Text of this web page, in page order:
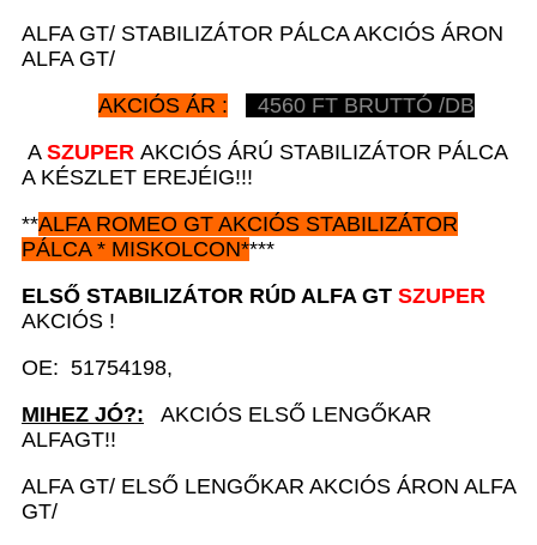
ALFA GT/ STABILIZÁTOR PÁLCA AKCIÓS ÁRON
ALFA GT/
AKCIÓS ÁR :
4560 FT BRUTTÓ /DB
A SZUPER AKCIÓS ÁRÚ STABILIZÁTOR PÁLCA
A KÉSZLET EREJÉIG!!!
**ALFA ROMEO GT AKCIÓS STABILIZÁTOR
PÁLCA * MISKOLCON****
ELSŐ STABILIZÁTOR RÚD ALFA GT SZUPER
AKCIÓS !
OE: 51754198,
MIHEZ JÓ?: AKCIÓS ELSŐ LENGŐKAR
ALFAGT!!
ALFA GT/ ELSŐ LENGŐKAR AKCIÓS ÁRON ALFA
GT/